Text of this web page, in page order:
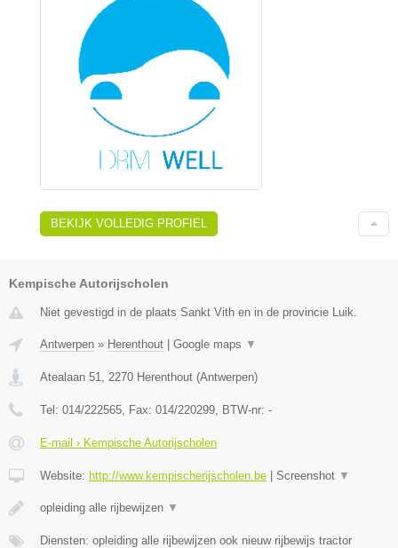
BEKIJK VOLLEDIG PROFIEL
Kempische Autorijscholen
Niet gevestigd in de plaats Sankt Vith en in de provincie Luik.
Antwerpen » Herenthout | Google maps ▼
Atealaan 51 2270 Herenthout (Antwerpen)
Tel: 014/222565 , Fax: 014/220299 , BTW-nr: -
E-mail › Kempische Autorijscholen
Website: http://www.kempischerijscholen.be | Screenshot ▼
opleiding alle rijbewijzen ▼
Diensten: opleiding alle rijbewijzen ook nieuw rijbewijs tractor